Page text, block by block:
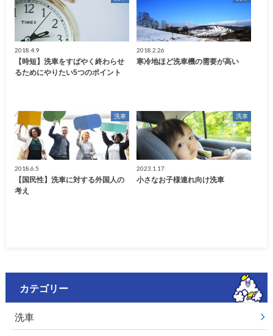
2018.4.9
【時短】洗車をすばやく終わらせ
るためにやりたい5つのポイント
2018.2.26
寒冷地ほど洗車機の需要が高い
洗車
2018.6.5
【国民性】洗車に対する外国人の
考え
洗車
2023.1.17
小さなお子様連れ向け洗車
カテゴリー
洗車